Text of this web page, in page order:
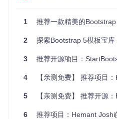
觉吸引力。
多语言支持
：除了英文，还
用户的需要。
易于定制：基于HTML、
集成Bootstrap 5：利用最
丰富的附加功能
：通过
1 推荐一款精美的
2 探索Bootstrap 5模板宝库：88款
3 推荐开源项目：StartBootstrap
4 【亲测免费】 推荐项目：
5 【亲测免费】 推荐开源
6 推荐项目：Hemant